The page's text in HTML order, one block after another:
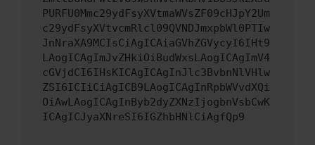
PURFU0Mmc29ydFsyXVtmaWVsZF09cHJpY2Um
c29ydFsyXVtvcmRlcl09QVNDJmxpbWl0PTIw
JnNraXA9MCIsCiAgICAiaGVhZGVycyI6IHt9
LAogICAgImJvZHkiOiBudWxsLAogICAgImV4
cGVjdCI6IHsKICAgICAgInJlc3BvbnNlVHlw
ZSI6ICIiCiAgICB9LAogICAgInRpbWVvdXQi
OiAwLAogICAgInByb2dyZXNzIjogbnVsbCwK
ICAgICJyaXNreSI6IGZhbHNlCiAgfQp9